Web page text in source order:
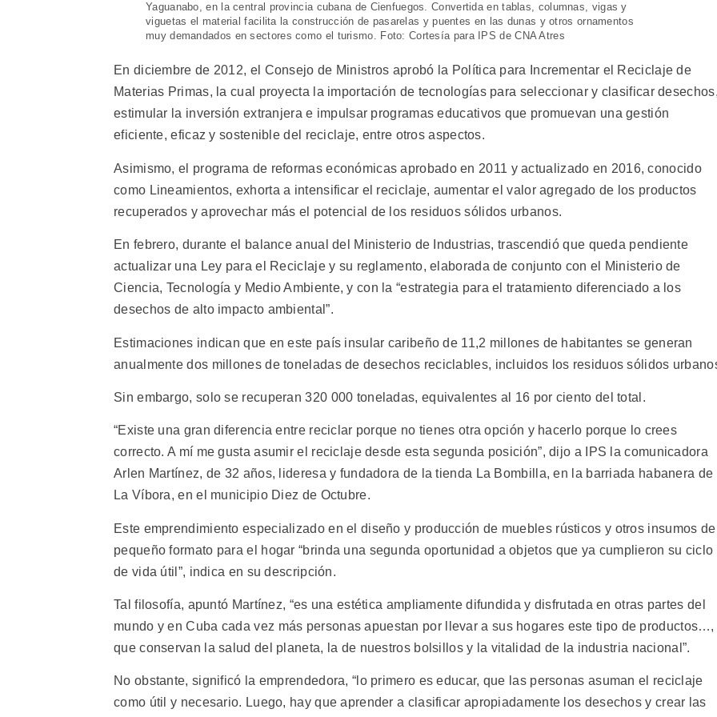
Yaguanabo, en la central provincia cubana de Cienfuegos. Convertida en tablas, columnas, vigas y
viguetas el material facilita la construcción de pasarelas y puentes en las dunas y otros ornamentos
muy demandados en sectores como el turismo. Foto: Cortesía para IPS de CNA Atres
En diciembre de 2012, el Consejo de Ministros aprobó la Política para Incrementar el Reciclaje de
Materias Primas, la cual proyecta la importación de tecnologías para seleccionar y clasificar
estimular la inversión extranjera e impulsar programas educativos que promuevan una gestión
eficiente, eficaz y sostenible del reciclaje, entre otros aspectos.
Asimismo, el programa de reformas económicas aprobado en 2011 y actualizado en 2016, conocido
como Lineamientos, exhorta a intensificar el reciclaje, aumentar el valor agregado de los productos
recuperados y aprovechar más el potencial de los residuos sólidos urbanos.
En febrero, durante el balance anual del Ministerio de Industrias, trascendió que queda pendiente
actualizar una Ley para el Reciclaje y su reglamento, elaborada de conjunto con el Ministerio de
Ciencia, Tecnología y Medio Ambiente, y con la “estrategia para el tratamiento diferenciado a los
desechos de alto impacto ambiental”.
Estimaciones indican que en este país insular caribeño de 11,2 millones de habitantes se generan
anualmente dos millones de toneladas de desechos reciclables, incluidos los residuos sólidos
Sin embargo, solo se recuperan 320 000 toneladas, equivalentes al 16 por ciento del total.
“Existe una gran diferencia entre reciclar porque no tienes otra opción y hacerlo porque lo crees
correcto. A mí me gusta asumir el reciclaje desde esta segunda posición”, dijo a IPS la comunicadora
Arlen Martínez, de 32 años, lideresa y fundadora de la tienda La Bombilla, en la barriada habanera de
La Víbora, en el municipio Diez de Octubre.
Este emprendimiento especializado en el diseño y producción de muebles rústicos y otros insumos de
pequeño formato para el hogar “brinda una segunda oportunidad a objetos que ya cumplieron su ciclo
de vida útil”, indica en su descripción.
Tal filosofía, apuntó Martínez, “es una estética ampliamente difundida y disfrutada en otras partes del
mundo y en Cuba cada vez más personas apuestan por llevar a sus hogares este tipo de productos…,
que conservan la salud del planeta, la de nuestros bolsillos y la vitalidad de la industria nacional”.
No obstante, significó la emprendedora, “lo primero es educar, que las personas asuman el reciclaje
como útil y necesario. Luego, hay que aprender a clasificar apropiadamente los desechos y crear las